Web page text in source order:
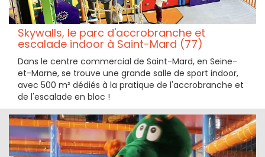
Skywalls, le parc d'accrobranche et
escalade indoor à Saint-Mard (77)
Dans le centre commercial de Saint-Mard, en Seine-
et-Marne, se trouve une grande salle de sport indoor,
avec 500 m² dédiés à la pratique de l'accrobranche et
de l'escalade en bloc !